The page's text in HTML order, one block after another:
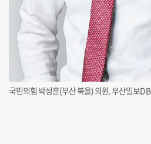
국민의힘 박성훈(부산 북을) 의원. 부산일보DB